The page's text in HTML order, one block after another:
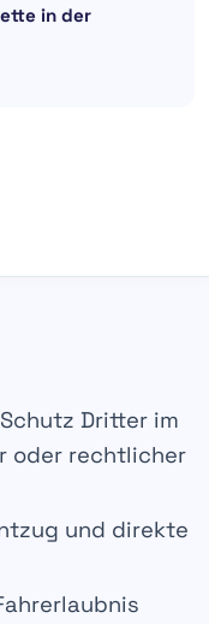
in der
Dritter im
oder rechtlicher
und direkte